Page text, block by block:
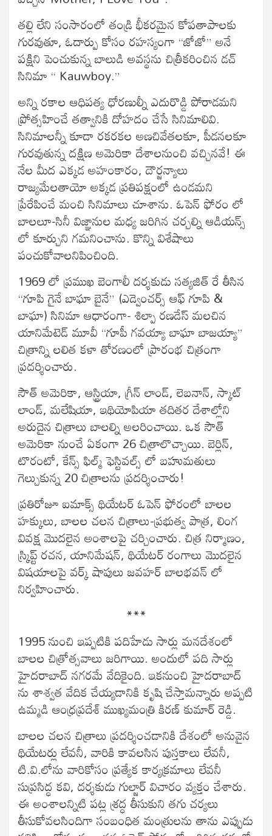
తల్లి లేని సంసారంలో తండ్రి భీకరమైన కోపతాపాలకు
గురవుతూ, ఓదార్పు కోసం రహస్యంగా “జోజో” అనే
పక్షిని పెంచుకున్న బాలుడి అవస్థను చిత్రీకరించిన డచ్
సినిమా “ Kauwboy.”
అన్ని రకాల ఆధిపత్య ధోరణుల్నీ ఎదురొడ్డి పోరాడమని
ప్రోత్సహించే తత్వానికి దోహదం చేసే సినిమాలివి.
సినిమాలన్నీ కూడా రకరకల అణచివేతలకూ, పీడనలకూ
గురవుతున్న దక్షిణ అమెరికా దేశాలనుంచి వచ్చినవే! ఈ
నేల మీద ఎక్కడ అహంకారం, దౌర్జన్యాలు
రాజ్యమేలతాయో అక్కడ ప్రతిపక్షంలో ఉండమని
ప్రేరేపించే మంచి సినిమాలు చూశాను. ఓపెన్ ఫోరం లో
బాలలూ-సినీ విజ్ఞానుల మధ్య జరిగిన చర్చల్ని ఆడియన్స్
లో కూర్చుని గమనించాను. కొన్ని విశేషాలు
పంచుకోవాలనిపించింది.
1969 లో ప్రముఖ బెంగాలీ దర్శకుడు సత్యజిత్ రే తీసిన
“గూపి గైనే బాఘా బైనే” (ఎడ్వెంచర్స్ ఆఫ్ గూపి &
బాఘా) సినిమా ఆధారంగా- శిల్పా రణడేస్ మలచిన
యానిమేటెడ్ మూవీ “గూపీ గవయ్యా బాఘా బాజయ్యా”
చిత్రాన్ని లలిత కళా తోరణంలో ప్రారంభ చిత్రంగా
ప్రదర్శించారు.
సౌత్ అమెరికా, ఆస్ట్రియా, గ్రీన్ లాండ్, లెబనాన్, స్కాట్
లాండ్, మలేషియా, ఇథియోపియా తదితర దేశాల్లోని
అరుదైన చిత్రాలు బాలల్ని అలరించాయి. ఒక సౌత్
అమెరికా నుంచే ఏకంగా 26 చిత్రాలొచ్చాయి. బెర్లిన్,
టొరంటో, కేన్స్ ఫిల్మ్ ఫెస్టివల్స్ లో బహుమతులు
గెల్చుకున్న 20 చిత్రాలను ప్రదర్శించారు!
ప్రతిరోజూ ఐమాక్స్ థియేటర్ ఓపెన్ ఫోరంలో బాలల
హక్కులు, బాలల చలన చిత్రాలు-ప్రభుత్వ పాత్ర, లింగ
వివక్ష మొదలైన అంశాలపై చర్చించారు. చిత్ర నిర్మాణం,
స్క్రిప్ట్ రచన, యానిమేషన్, థియేటర్ రంగాలు మొదలైన
విషయాలపై వర్క్ షాపులు జవహర్ బాలభవన్ లో
నిర్వహించారు.
***
1995 నుంచి ఇప్పటికి పదిహేడు సార్లు మనదేశంలో
బాలల చిత్రోత్సవాలు జరిగాయి. అందులో పది సార్లు
హైదరాబాద్ నగరమే వేదికైంది. ఇకనుంచి హైదరాబాద్
ను శాశ్వత వేదిక చేయ్యడానికి కృషి చేస్తామన్నారు అప్పటి
ఉమ్మడి ఆంధ్రప్రదేశ్ ముఖ్యమంత్రి కిరణ్ కుమార్ రెడ్డి.
బాలల చలన చిత్రాలు ప్రదర్శించడానికి దేశంలో అనువైన
థియేటర్లు లేవనీ, వారికి కావలసిన పుస్తకాలు లేవనీ,
టి.వి.లోను వారికోసం ప్రత్యేక కార్యక్రమాలు లేవనీ
సుప్రసిద్ధ కవి, దర్శకుడు గుల్జార్ విచారం వ్యక్తం చేశారు.
ఈ అంశాలన్నిటి పట్ల శ్రద్ధ తీసుకుని తగు చర్యలు
తీసుకోవలసిందిగా సంబంధిత మంత్రులను తాను ఎప్పుడు